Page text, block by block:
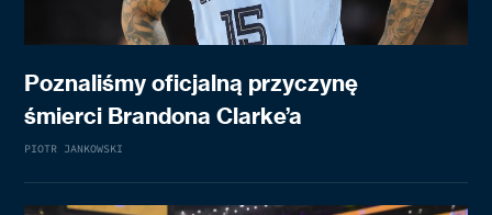
Poznaliśmy oficjalną przyczynę
śmierci Brandona Clarke’a
PIOTR JANKOWSKI